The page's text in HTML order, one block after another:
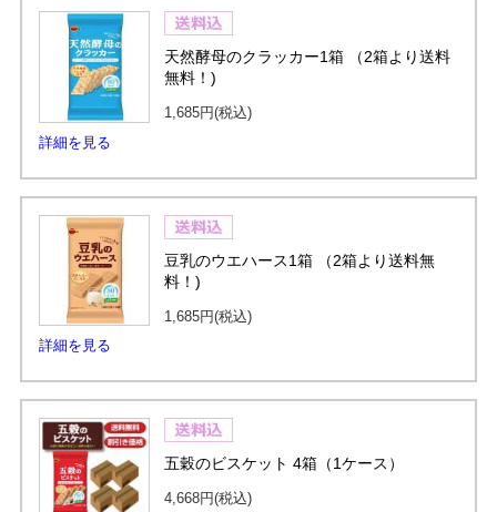
詳細を見る
天然酵母のクラッカー1箱 （2箱より送料
無料！)
1,685円(税込)
詳細を見る
豆乳のウエハース1箱 （2箱より送料無
料！)
1,685円(税込)
五穀のビスケット 4箱（1ケース）
4,668円(税込)